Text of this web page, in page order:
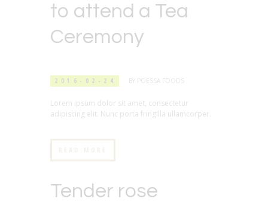
to attend a Tea
Ceremony
2016-02-24 BY POESSA FOODS
Lorem ipsum dolor sit amet, consectetur
adipiscing elit. Nunc porta fringilla ullamcorper.
Tender rose